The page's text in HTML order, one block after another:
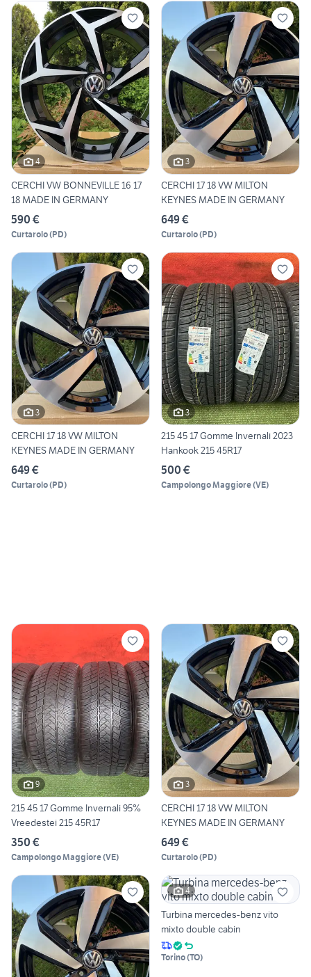
4
CERCHI VW BONNEVILLE 16 17
18 MADE IN GERMANY
590 €
Curtarolo(PD)
3
CERCHI 17 18 VW MILTON
KEYNES MADE IN GERMANY
649 €
Curtarolo(PD)
3
CERCHI 17 18 VW MILTON
KEYNES MADE IN GERMANY
649 €
Curtarolo(PD)
3
215 45 17 Gomme Invernali 2023
Hankook 215 45R17
500 €
Campolongo Maggiore(VE)
9
215 45 17 Gomme Invernali 95%
Vreedestei 215 45R17
350 €
Campolongo Maggiore(VE)
3
CERCHI 17 18 VW MILTON
KEYNES MADE IN GERMANY
649 €
Curtarolo(PD)
4
Turbina mercedes-benz vito
mixto double cabin
Torino(TO)